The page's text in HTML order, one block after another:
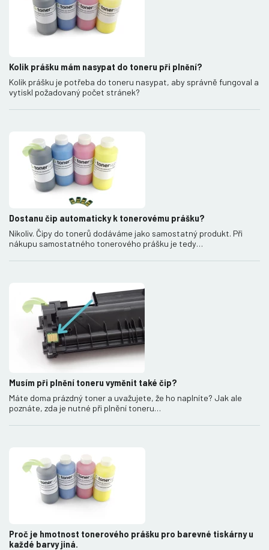
Kolik prášku mám nasypat do toneru při plnění?
Kolik prášku je potřeba do toneru nasypat, aby správně fungoval a
vytiskl požadovaný počet stránek?
Dostanu čip automaticky k tonerovému prášku?
Nikoliv. Čipy do tonerů dodáváme jako samostatný produkt. Při
nákupu samostatného tonerového prášku je tedy…
Musím při plnění toneru vyměnit také čip?
Máte doma prázdný toner a uvažujete, že ho naplníte? Jak ale
poznáte, zda je nutné při plnění toneru…
Proč je hmotnost tonerového prášku pro barevné tiskárny u
každé barvy jiná.